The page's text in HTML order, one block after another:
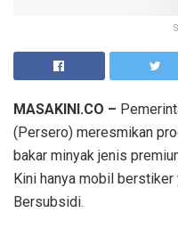
MASAKINI.CO –
(Persero) meresmikan
bakar minyak jenis
Kini hanya mobil
Bersubsidi.